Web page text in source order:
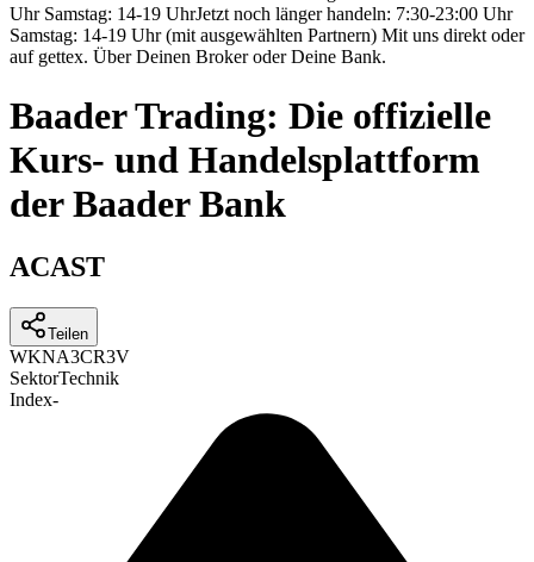
Uhr Samstag: 14-19 UhrJetzt noch länger handeln: 7:30-23:00 Uhr
Samstag: 14-19 Uhr (mit ausgewählten Partnern) Mit uns direkt oder
auf gettex. Über Deinen Broker oder Deine Bank.
Baader Trading: Die offizielle
Kurs- und Handelsplattform
der Baader Bank
ACAST
Teilen
WKNA3CR3V
SektorTechnik
Index-